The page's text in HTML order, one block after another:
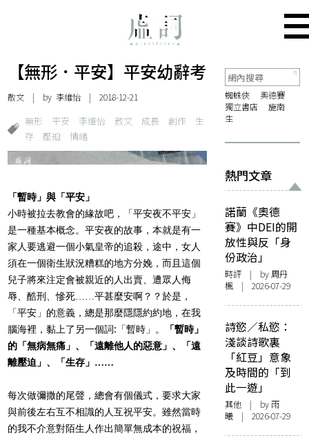
【無形．平安】平安幼辭考
散文 | by 李維怡 | 2018-12-21
無形 平安 李維怡 散文 成長 創作
生
存
壓迫 情緒
「暫時」與「平安」
小時被拉去教會的緣故吧，「平安夜不平安」
是一種基本概念。平安夜的故事，本就是有一
家人要逃避一個小氣皇帝的追殺，途中，女人
須在一個衛生狀況糟糕的地方分娩，而且這個
兒子將來注定會被親近的人出賣、遭眾人侮
辱、酷刑、慘死……平甚麼安啊？？於是，
「平安」的意義，總是那麼隱隱約約地，在我
腦海裡，黏上了另一個詞:「暫時」。
「暫時」
的「無病無痛」、「遠離他人的惡意」、「遠
離壓迫」、「生存」……
每次做彌撒的尾聲，總會有個儀式，要求大家
與前後左右互不相識的人互祝平安。雖然當時
的我不介意對陌生人作出簡單無成本的祝福，
蜘蛛俠
奧德賽
獨立書店
施南
生
熱門文章
諾蘭《奧德
賽》中DEI的開
放性與反「身
份政治」
時評 | by周丹
楓 | 2026-07-29
詩慾／私慾：
淺談詩歌裏
「紅豆」意象
及時間的「到
此一遊」
其他 | by 雨
曦 | 2026-07-29